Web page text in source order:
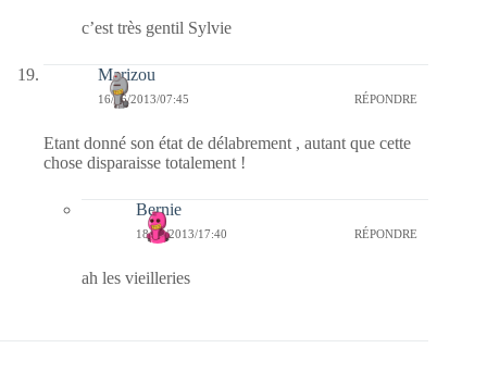
c’est très gentil Sylvie
Marizou
16/06/2013/07:45 RÉPONDRE
Etant donné son état de délabrement , autant que cette
chose disparaisse totalement !
Bernie
18/06/2013/17:40 RÉPONDRE
ah les vieilleries